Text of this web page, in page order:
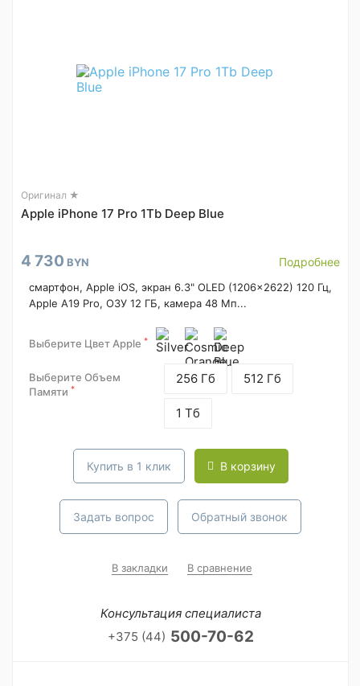
Оригинал ★
Apple iPhone 17 Pro 1Tb Deep Blue
4 730 BYN Подробнее
смартфон, Apple iOS, экран 6.3" OLED (1206x2622) 120 Гц,
Apple A19 Pro, ОЗУ 12 ГБ, камера 48 Мп...
Выберите Цвет Apple *
Выберите Объем
Памяти *
256 Гб 512 Гб
1 Тб
Купить в 1 клик В корзину
Задать вопрос Обратный звонок
В закладки В сравнение
Консультация специалиста
+375 (44) 500-70-62